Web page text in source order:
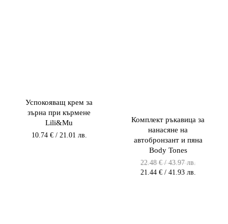
Успокояващ крем за
зърна при кърмене
Lili&Mu
10.74 €/ 21.01 лв.
Комплект ръкавица за
нанасяне на
автобронзант и пяна
Body Tones
22.48€/ 43.97 лв.Original
21.44 €/ 41.93 лв.